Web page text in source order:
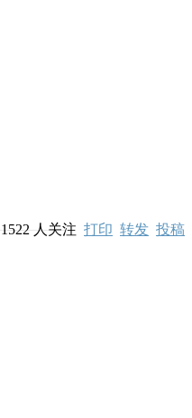
1522人关注 打印 转发 投稿